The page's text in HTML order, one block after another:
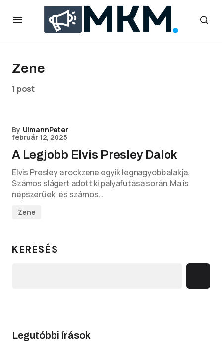
Zene
1 post
By UlmannPeter
február 12, 2025
A Legjobb Elvis Presley Dalok
Elvis Presley a rockzene egyik legnagyobb alakja.
Számos slágert adott ki pályafutása során. Ma is
népszerűek, és számos…
Zene
KERESÉS
Legutóbbi írások